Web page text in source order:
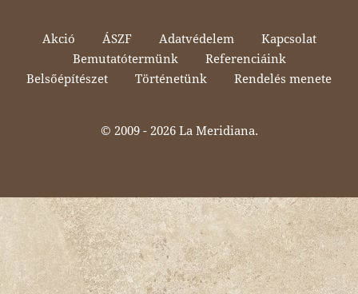
Akció ÁSZF Adatvédelem
Kapcsolat
Bemutatótermünk
Referenciáink
Belsőépítészet
Történetünk Rendelés menete
© 2009 - 2026 La Meridiana.